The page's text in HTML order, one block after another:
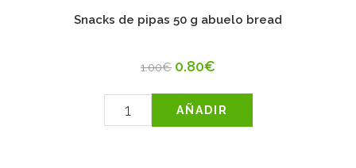
Snacks de pipas 50 g abuelo bread
1.00€ 0.80€
AÑADIR